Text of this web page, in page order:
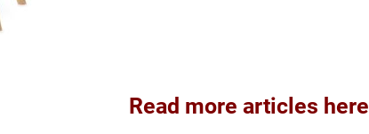
Read more articles here